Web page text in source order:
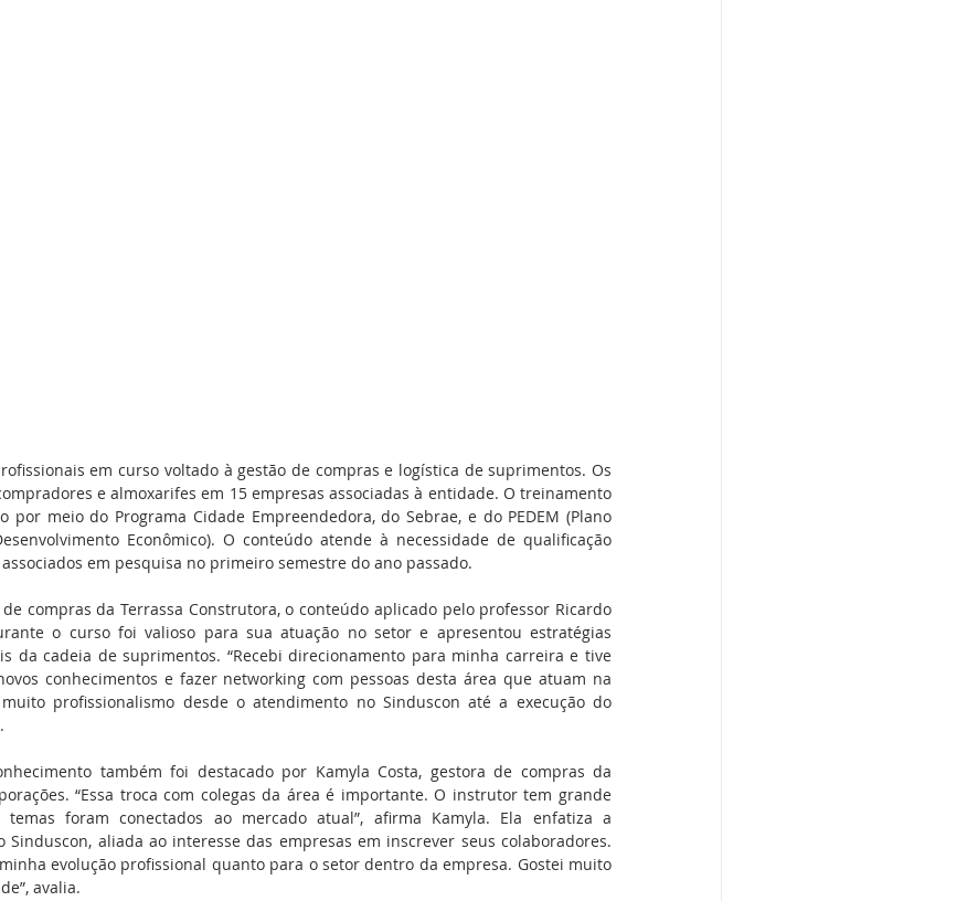
em curso voltado à gestão de compras e logística de suprimentos. Os
e almoxarifes em 15 empresas associadas à entidade. O treinamento
meio do Programa Cidade Empreendedora, do Sebrae, e do PEDEM (Plano
Econômico). O conteúdo atende à necessidade de qualificação
em pesquisa no primeiro semestre do ano passado.
de compras da Terrassa Construtora, o conteúdo aplicado pelo professor Ricardo
o curso foi valioso para sua atuação no setor e apresentou estratégias
da cadeia de suprimentos. “Recebi direcionamento para minha carreira e tive
conhecimentos e fazer networking com pessoas desta área que atuam na
profissionalismo desde o atendimento no Sinduscon até a execução do
também foi destacado por Kamyla Costa, gestora de compras da
“Essa troca com colegas da área é importante. O instrutor tem grande
foram conectados ao mercado atual”, afirma Kamyla. Ela enfatiza a
aliada ao interesse das empresas em inscrever seus colaboradores.
evolução profissional quanto para o setor dentro da empresa. Gostei muito
avalia.